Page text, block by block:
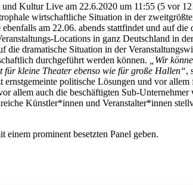
Kultur Live am 22.6.2020 um 11:55 (5 vor
wirtschaftliche Situation in der
ebenfalls am 22.06. abends stattfindet und auf die
Locations in ganz Deutschland in
dramatische Situation in der
durchgeführt werden können.
„Wir
für kleine Theater ebenso wie für große Hallen“,
politische Lösungen und vor
allem auch die beschäftigten Sub‐Unternehmer
Künstler*innen und Veranstalter*innen
prominent besetzten Panel geben.